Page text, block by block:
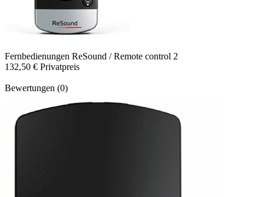
Fernbedienungen ReSound / Remote control 2
132,50 € Privatpreis
Bewertungen (0)